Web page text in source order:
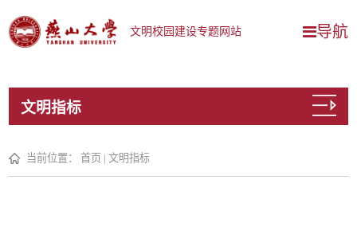
文明校园建设专题网站 导航
文明指标
当前位置：首页 |文明指标